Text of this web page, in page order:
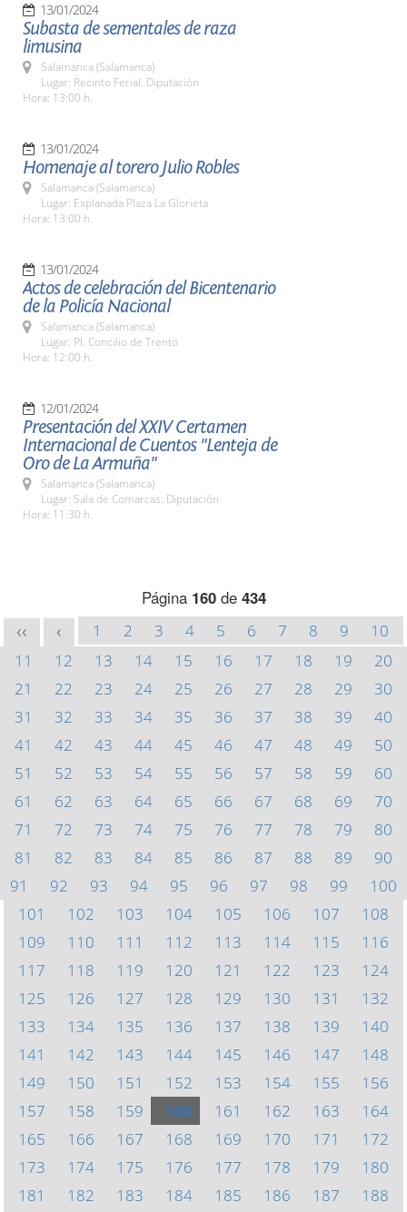
13/01/2024
Subasta de sementales de raza
limusina
Salamanca (Salamanca)
Lugar: Recinto Ferial. Diputación
Hora: 13:00 h.
13/01/2024
Homenaje al torero Julio Robles
Salamanca (Salamanca)
Lugar: Explanada Plaza La Glorieta
Hora: 13:00 h.
13/01/2024
Actos de celebración del Bicentenario
de la Policía Nacional
Salamanca (Salamanca)
Lugar: Pl. Concilio de Trento
Hora: 12:00 h.
12/01/2024
Presentación del XXIV Certamen
Internacional de Cuentos "Lenteja de
Oro de La Armuña"
Salamanca (Salamanca)
Lugar: Sala de Comarcas. Diputación
Hora: 11:30 h.
Página 160de 434
<< < 1 2 3 4 5 6 7 8 9
10
11
12 13 14 15 16 17 18 19
20
21
22 23 24 25 26 27 28 29
30
31
32 33 34 35 36 37 38 39
40
41
42 43 44 45 46 47 48 49
50
51
52 53 54 55 56 57 58 59
60
61
62 63 64 65 66 67 68 69
70
71
72 73 74 75 76 77 78 79
80
81
82 83 84 85 86 87 88 89
90
91
92 93 94 95 96 97 98 99
100
101
102 103 104 105 106 107
108
109
110 111 112 113 114 115
116
117
118 119 120 121 122 123
124
125
126 127 128 129 130 131
132
133
134 135 136 137 138 139
140
141
142 143 144 145 146 147
148
149
150 151 152 153 154 155
156
157
158 159 160 161 162 163
164
165
166 167 168 169 170 171
172
173
174 175 176 177 178 179
180
181
182 183 184 185 186 187
188